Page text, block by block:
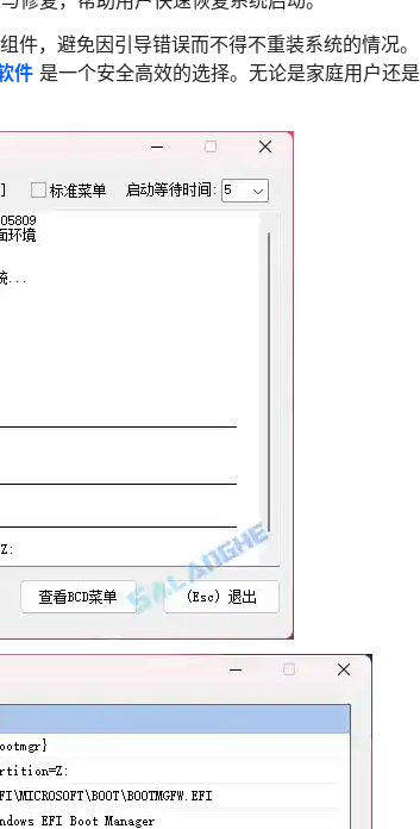
，避免因引导错误而不得不重装系统的情况。
件 是一个安全高效的选择。无论是家庭用户还是